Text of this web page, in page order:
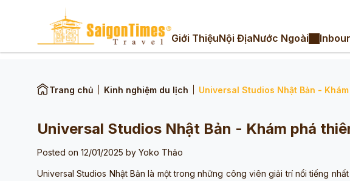
Giới ThiệuNội ĐịaNước Ngoài
Trang chủ Kinh nghiệm du lịch Universal Studios Nhật Bản -
Universal Studios Nhật Bản - Khám phá
Posted on 12/01/2025 by Yoko Thảo
Universal Studios Nhật Bản là một trong những công viên giải trí nổi tiếng